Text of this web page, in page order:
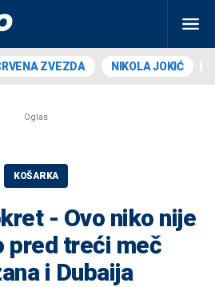
ZVEZDA NIKOLA JOKIĆ
KOŠARKA
- Ovo niko nije
pred treći meč
i Dubaija